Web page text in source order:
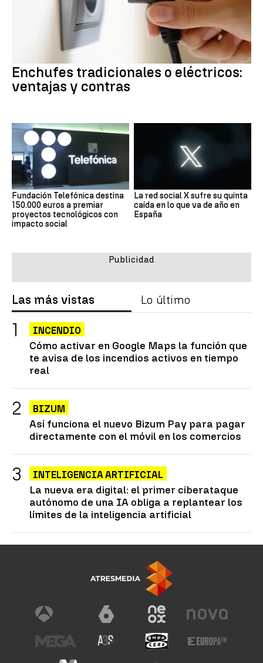
Enchufes tradicionales o eléctricos:
ventajas y contras
Fundación Telefónica destina
150.000 euros a premiar
proyectos tecnológicos con
impacto social
La red social X sufre su quinta
caída en lo que va de año en
España
Las más vistas Lo último
INCENDIO
Cómo activar en Google Maps la función que
te avisa de los incendios activos en tiempo
real
BIZUM
Así funciona el nuevo Bizum Pay para pagar
directamente con el móvil en los comercios
INTELIGENCIA ARTIFICIAL
La nueva era digital: el primer ciberataque
autónomo de una IA obliga a replantear los
límites de la inteligencia artificial